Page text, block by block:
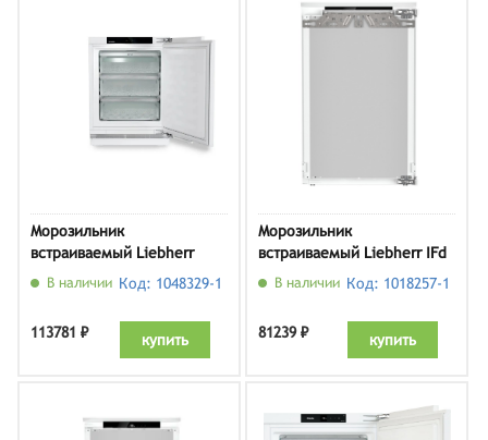
Морозильник
встраиваемый Liebherr
SUFNd 365i
В наличии Код: 1048329-1
113781 ₽ купить
Морозильник
встраиваемый Liebherr IFd
3904 Pure
В наличии Код: 1018257-1
81239 ₽ купить